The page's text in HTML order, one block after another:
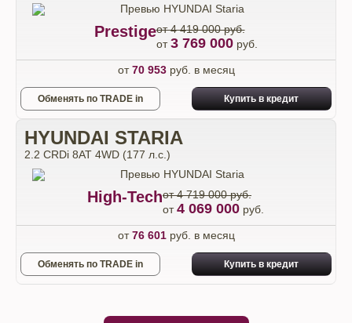
Prestigeот 4 419 000 руб.
от3 769 000руб.
от70 953руб. в месяц
Обменять по TRADE in Купить в кредит
HYUNDAI STARIA
2.2 CRDi 8AT 4WD (177 л.с.)
High-Techот 4 719 000 руб.
от4 069 000 руб.
от76 601руб. в месяц
Обменять по TRADE in Купить в кредит